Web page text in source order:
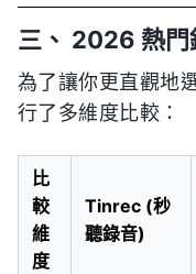
三、 2026 熱門
為了讓你更直觀地
行了多維度比較：
比
較
維
度
Tinrec (秒
聽錄音)